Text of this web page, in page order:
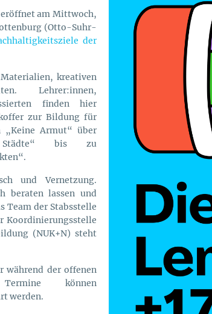
am Mittwoch,
(Otto-Suhr-
der
kreativen
Lehrer:innen,
finden hier
zur Bildung für
„Keine Armut“ über
Städte“ bis zu
und Vernetzung.
beraten lassen und
Team der Stabsstelle
Koordinierungsstelle
(NUK+N) steht
während der offenen
können
werden.